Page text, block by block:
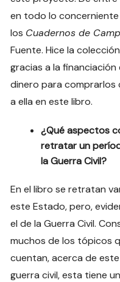
en todo lo concerniente
los Cuadernos de
Fuente. Hice la
gracias a la financiación
dinero para comprarlos
a ella en este libro.
¿Qué aspectos
retratar un
la Guerra Civil?
En el libro se retratan
este Estado, pero,
el de la Guerra Civil.
muchos de los tópicos
cuentan, acerca de
guerra civil, esta tiene